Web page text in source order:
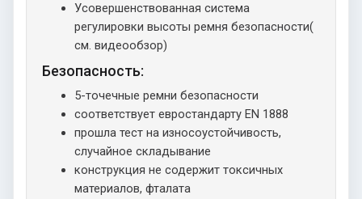
Усовершенствованная система
регулировки высоты ремня безопасности(
см. видеообзор)
Безопасность:
5-точечные ремни безопасности
соответствует евростандарту EN 1888
прошла тест на износоустойчивость,
случайное складывание
конструкция не содержит токсичных
материалов, фталата